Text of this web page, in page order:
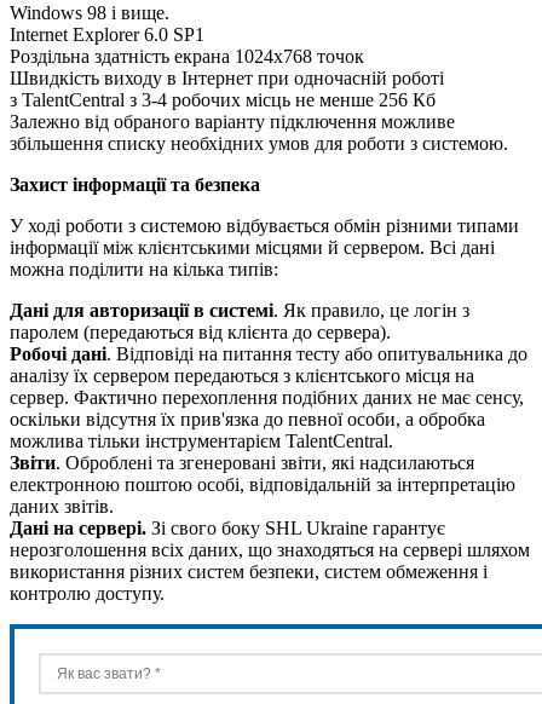
Windows 98 і вище.
Internet Explorer 6.0 SP1
Роздільна здатність екрана 1024x768 точок
Швидкість виходу в Інтернет при одночасній роботі
з TalentCentral з 3-4 робочих місць не менше 256 Кб
Залежно від обраного варіанту підключення можливе
збільшення списку необхідних умов для роботи з системою.
Захист інформації та безпека
У ході роботи з системою відбувається обмін різними типами
інформації між клієнтськими місцями й сервером. Всі дані
можна поділити на кілька типів:
Дані для авторизації в системі. Як правило, це логін з
паролем (передаються від клієнта до сервера).
Робочі дані. Відповіді на питання тесту або опитувальника до
аналізу їх сервером передаються з клієнтського місця на
сервер. Фактично перехоплення подібних даних не має сенсу,
оскільки відсутня їх прив'язка до певної особи, а обробка
можлива тільки інструментарієм TalentCentral.
Звіти. Оброблені та згенеровані звіти, які надсилаються
електронною поштою особі, відповідальній за інтерпретацію
даних звітів.
Дані на сервері. Зі свого боку SHL Ukraine гарантує
нерозголошення всіх даних, що знаходяться на сервері шляхом
використання різних систем безпеки, систем обмеження і
контролю доступу.